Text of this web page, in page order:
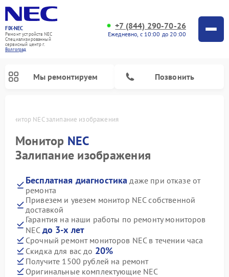
FIX-NEC
Ремонт устройств NEC
Специализированный
cервисный центр г.
Волгоград
+7 (844) 290-70-26
Ежедневно, с 10:00 до 20:00
Мы ремонтируем Позвонить
Монитор NEC залипание изображения
Монитор NEC
Залипание изображения
Бесплатная диагностика даже при отказе от
ремонта
Привезем и увезем монитор NEC собственной
доставкой
Гарантия на наши работы по ремонту мониторов
NEC до 3-х лет
Срочный ремонт мониторов NEC в течении часа
Скидка для вас до 20%
Получите 1500 рублей на ремонт
Оригинальные комплектующие NEC